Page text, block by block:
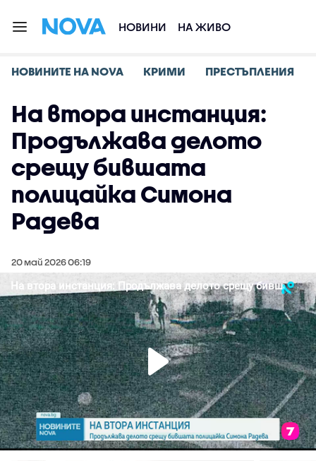
НОВИНИ НА ЖИВО
НОВИНИТЕ НА NOVA КРИМИ ПРЕСТЪПЛЕНИЯ
На втора инстанция:
Продължава делото
срещу бившата
полицайка Симона
Радева
20 май 2026 06:19